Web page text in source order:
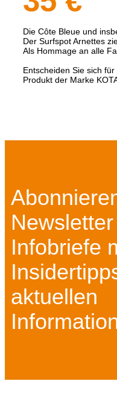
Die Côte Bleue und
Der Surfspot Arnettes
Als Hommage an alle
Entscheiden Sie sich
Produkt der Marke
Infobriefe
aktuellen